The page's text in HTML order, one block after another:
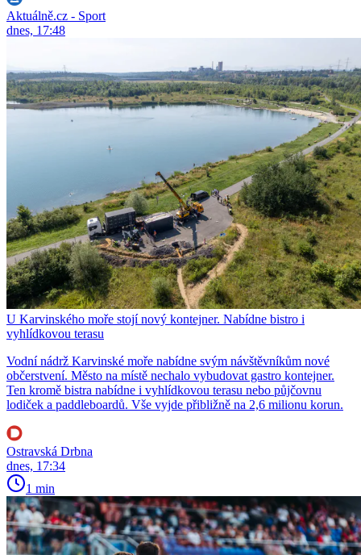
Aktuálně.cz - Sport
dnes, 17:48
U Karvinského moře stojí nový kontejner. Nabídne bistro i
vyhlídkovou terasu
Vodní nádrž Karvinské moře nabídne svým návštěvníkům nové
občerstvení. Město na místě nechalo vybudovat gastro kontejner.
Ten kromě bistra nabídne i vyhlídkovou terasu nebo půjčovnu
lodiček a paddleboardů. Vše vyjde přibližně na 2,6 milionu korun.
Ostravská Drbna
dnes, 17:34
1 min